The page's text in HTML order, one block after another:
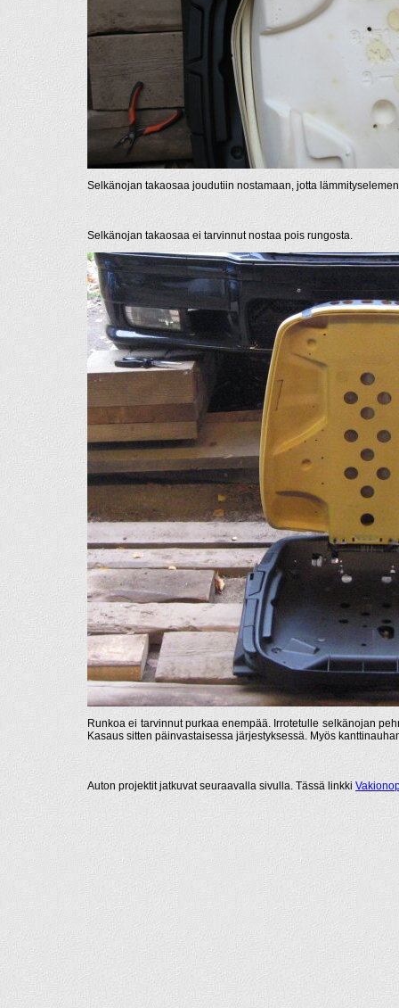
Selkänojan takaosaa joudutiin nostamaan, jotta
Selkänojan takaosaa ei tarvinnut nostaa pois rungosta.
Runkoa ei tarvinnut purkaa enempää. Irrotetulle selkänojan
Kasaus sitten päinvastaisessa järjestyksessä. Myös
Auton projektit jatkuvat seuraavalla sivulla. Tässä linkki